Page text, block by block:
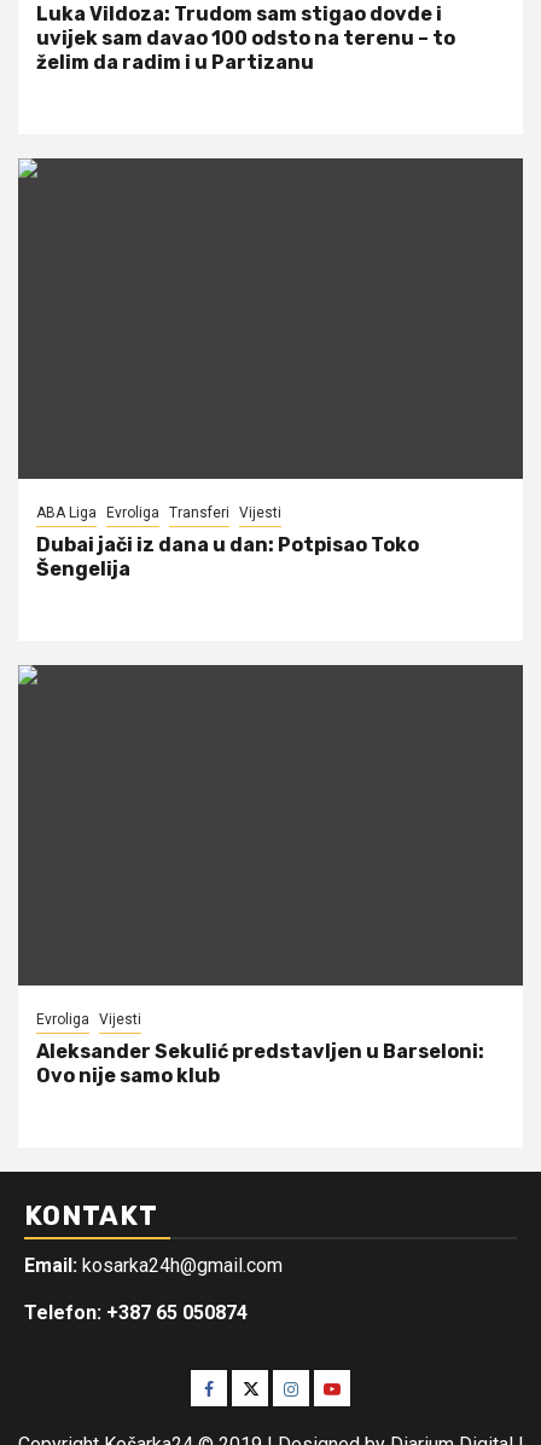
Luka Vildoza: Trudom sam stigao dovde i
uvijek sam davao 100 odsto na terenu – to
želim da radim i u Partizanu
ABA Liga Evroliga Transferi Vijesti
Dubai jači iz dana u dan: Potpisao Toko
Šengelija
Evroliga Vijesti
Aleksander Sekulić predstavljen u Barseloni:
Ovo nije samo klub
KONTAKT
Email: kosarka24h@gmail.com
Telefon: +387 65 050874
Facebook
TwitterInstagram
Youtube